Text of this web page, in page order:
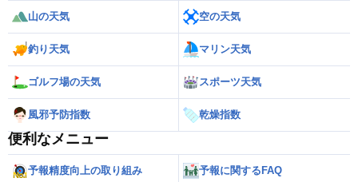
山の天気 空の天気
釣り天気 マリン天気
ゴルフ場の天気 スポーツ天気
風邪予防指数 乾燥指数
便利なメニュー
予報精度向上の取り組み 予報に関するFAQ